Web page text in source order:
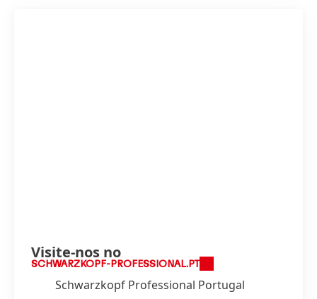
Visite-nos no
SCHWARZKOPF-PROFESSIONAL.PT
Schwarzkopf Professional Portugal